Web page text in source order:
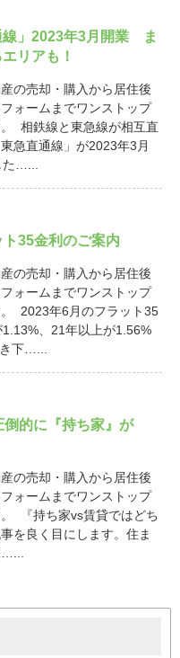
線」2023年3月開業 ま
リアも！
の売却・購入から居住後
ォームまでワンストップ
相鉄線と東急線が相互直
急直通線」が2023年3月
…...
35金利のご案内
の売却・購入から居住後
ォームまでワンストップ
2023年6月のフラット35
、21年以上が1.56%
下…...
的に『持ち家』が
の売却・購入から居住後
ォームまでワンストップ
『持ち家vs賃貸ではどち
を良く目にします。住ま